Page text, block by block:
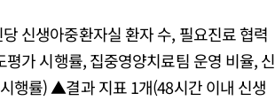
신생아중환자실 환자 수, 필요진료 협력
가 시행률, 집중영양치료팀 운영 비율, 신
행률) ▲결과 지표 1개(48시간 이내 신생